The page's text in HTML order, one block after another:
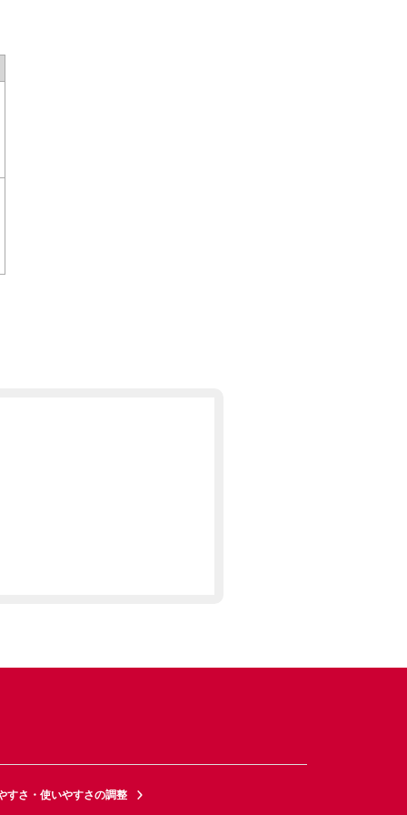
すさ・使いやすさの調整